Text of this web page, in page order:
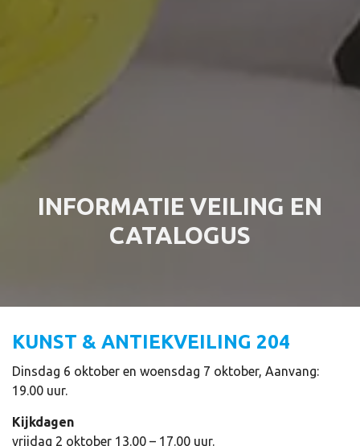
INFORMATIE VEILING EN
CATALOGUS
KUNST & ANTIEKVEILING 204
Dinsdag 6 oktober en woensdag 7 oktober, Aanvang:
19.00 uur.
Kijkdagen
vrijdag 2 oktober 13.00 – 17.00 uur.